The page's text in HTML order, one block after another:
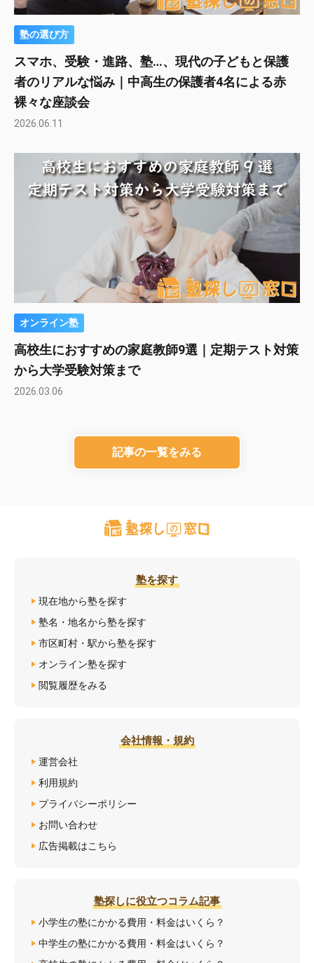
塾の選び方
スマホ、受験・進路、塾…、現代の子どもと保護
者のリアルな悩み｜中高生の保護者4名による赤
裸々な座談会
2026.06.11
オンライン塾
高校生におすすめの家庭教師9選｜定期テスト対策
から大学受験対策まで
2026.03.06
記事の一覧をみる
塾を探す
現在地から塾を探す
塾名・地名から塾を探す
市区町村・駅から塾を探す
オンライン塾を探す
閲覧履歴をみる
会社情報・規約
運営会社
利用規約
プライバシーポリシー
お問い合わせ
広告掲載はこちら
塾探しに役立つコラム記事
小学生の塾にかかる費用・料金はいくら？
中学生の塾にかかる費用・料金はいくら？